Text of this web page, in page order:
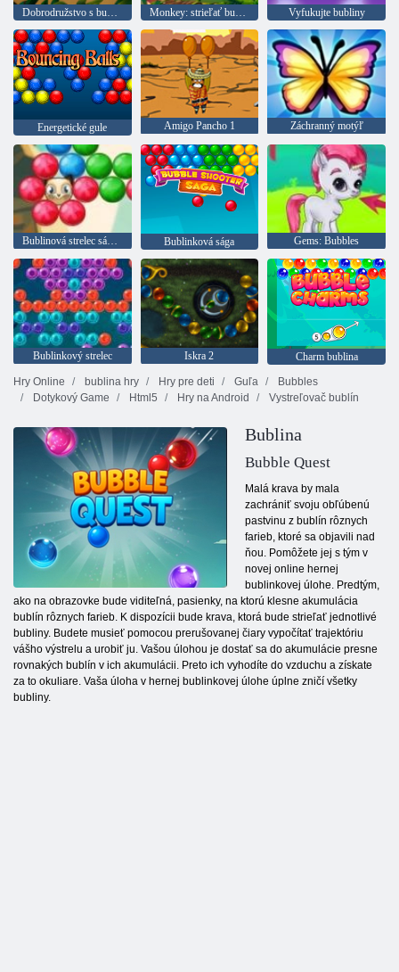
Dobrodružstvo s bublinkami Monkey: strieľať bubliny null Vyfukujte bubliny
Energetické gule Amigo Pancho 1 Záchranný motýľ
Bublinová strelec sága 2 Bublinková sága Gems: Bubbles
Bublinkový strelec Iskra 2
Charm bublina
Hry Online
bublina hry Hry pre deti Guľa
Bubbles
Dotykový Game
Html5 Hry na Android Vystreľovač bublín
Bublina
Bubble Quest
Malá krava by mala
zachrániť svoju obľúbenú
pastvinu z bublín rôznych
farieb, ktoré sa objavili nad
ňou. Pomôžete jej s tým v
novej online hernej
bublinkovej úlohe. Predtým,
ako na obrazovke bude viditeľná, pasienky, na ktorú klesne akumulácia
bublín rôznych farieb. K dispozícii bude krava, ktorá bude strieľať jednotlivé
bubliny. Budete musieť pomocou prerušovanej čiary vypočítať trajektóriu
vášho výstrelu a urobiť ju. Vašou úlohou je dostať sa do akumulácie presne
rovnakých bublín v ich akumulácii. Preto ich vyhodíte do vzduchu a získate
za to okuliare. Vaša úloha v hernej bublinkovej úlohe úplne zničí všetky
bubliny.